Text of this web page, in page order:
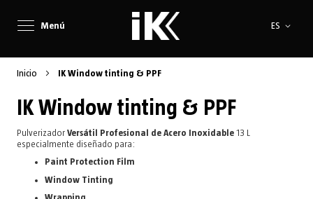
Menú Lenguaje
ES
Inicio IK Window tinting & PPF
IK Window tinting & PPF
PulverizadorVersátil Profesional de Acero Inoxidable 13 L
especialmente diseñado para:
Paint Protection Film
Window Tinting